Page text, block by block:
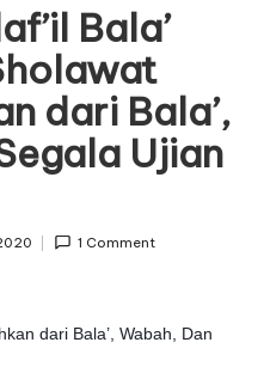
Bala’
dari Bala’,
Ujian
1 Comment
dari Bala’, Wabah, Dan